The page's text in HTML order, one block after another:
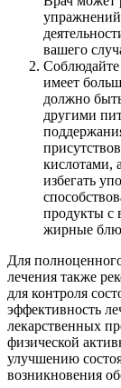
вашего
имеет
должно
другими
кислотами,
избегать
продукты с
жирные
Для
лечения также
для контроля
эффективность
лекарственных
физической
улучшению
возникновения